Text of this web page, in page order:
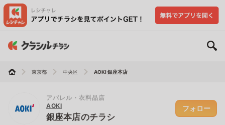
東京都 中央区 AOKI 銀座本店
アパレル・衣料品店
AOKI
銀座本店のチラシ
フォロー